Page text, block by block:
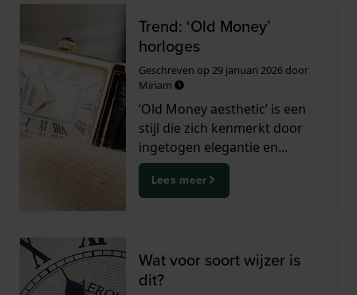
Trend: ‘Old Money’
horloges
Geschreven op 29 januari 2026door
Miriam
‘Old Money aesthetic’ is een
stijl die zich kenmerkt door
ingetogen elegantie en...
Lees meer
Wat voor soort wijzer is
dit?